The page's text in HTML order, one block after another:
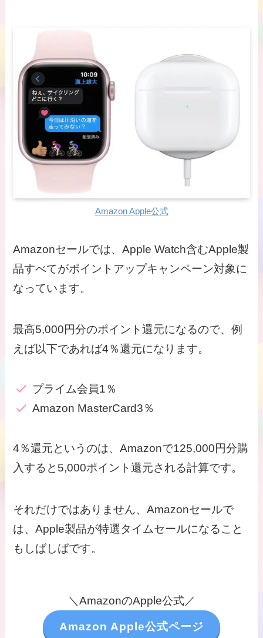
Amazon Apple公式
Amazonセールでは、Apple Watch含むApple製
品すべてがポイントアップキャンペーン対象に
なっています。
最高5,000円分のポイント還元になるので、例
えば以下であれば4％還元になります。
プライム会員1％
Amazon MasterCard3％
4％還元というのは、Amazonで125,000円分購
入すると5,000ポイント還元される計算です。
それだけではありません、Amazonセールで
は、Apple製品が特選タイムセールになること
もしばしばです。
＼AmazonのApple公式／
Amazon Apple公式ページ